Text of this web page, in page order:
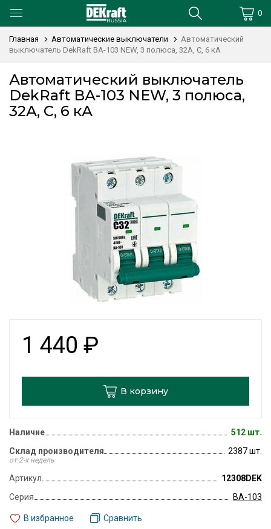
0
Главная Автоматические выключатели
Автоматический
выключатель DekRaft ВА-103 NEW, 3 полюса, 32А, С, 6 кА
Автоматический выключатель
DekRaft ВА-103 NEW, 3 полюса,
32А, С, 6 кА
1 440 ₽
В корзину
Наличие
512 шт.
Склад производителя
от 2-х недель
2387 шт.
Артикул
12308DEK
Серия
ВА-103
В избранное Сравнить